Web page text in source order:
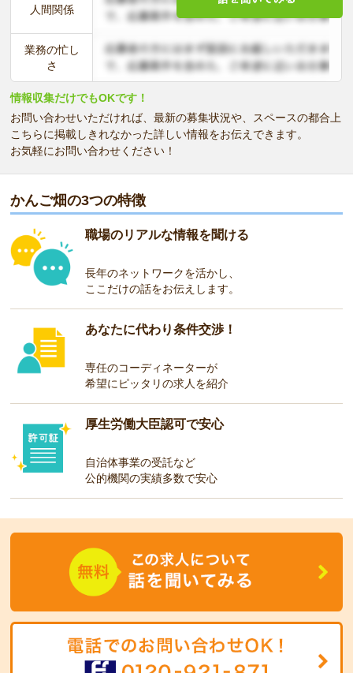
人間関係
業務の忙し
さ
情報収集だけでもOKです！
お問い合わせいただければ、最新の募集状況や、スペースの都合上
こちらに掲載しきれなかった詳しい情報をお伝えできます。
お気軽にお問い合わせください！
かんご畑の3つの特徴
職場のリアルな情報を聞ける
長年のネットワークを活かし、
ここだけの話をお伝えします。
あなたに代わり条件交渉！
専任のコーディネーターが
希望にピッタリの求人を紹介
厚生労働大臣認可で安心
自治体事業の受託など
公的機関の実績多数で安心